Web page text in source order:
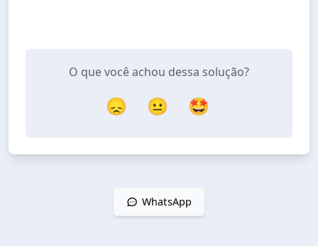
O que você achou dessa solução?
😞 😐 🤩
WhatsApp